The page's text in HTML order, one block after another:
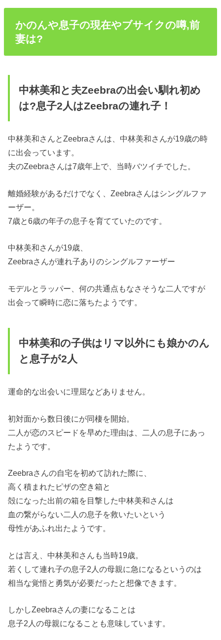
かのんや息子の現在やブサイクの噂,前
妻は?
中林美和と夫Zeebraの出会い馴れ初め
は?息子2人はZeebraの連れ子！
中林美和さんとZeebraさんは、中林美和さんが19歳の時
に出会っています。
夫のZeebraさんは7歳年上で、当時バツイチでした。
離婚経験があるだけでなく、Zeebraさんはシングルファ
ーザー。
7歳と6歳の年子の息子を育てていたのです。
中林美和さんが19歳、
Zeebraさんが連れ子ありのシングルファーザー
モデルとラッパー、何の共通点もなさそうな二人ですが
出会って瞬時に恋に落ちたようです。
中林美和の子供はリマ以外にも娘かのん
と息子が2人
運命的な出会いに理屈などありません。
初対面から数日後にが同棲を開始。
二人が恋のスピードを早めた理由は、二人の息子にあっ
たようです。
Zeebraさんの自宅を初めて訪れた際に、
高く積まれたピザの空き箱と
殻になった出前の箱を目撃した中林美和さんは
血の繋がらない二人の息子を救いたいという
母性があふれ出たようです。
とは言え、中林美和さんも当時19歳。
若くして連れ子の息子2人の母親に急になるというのは
相当な覚悟と勇気が必要だったと想像できます。
しかしZeebraさんの妻になることは
息子2人の母親になることも意味しています。